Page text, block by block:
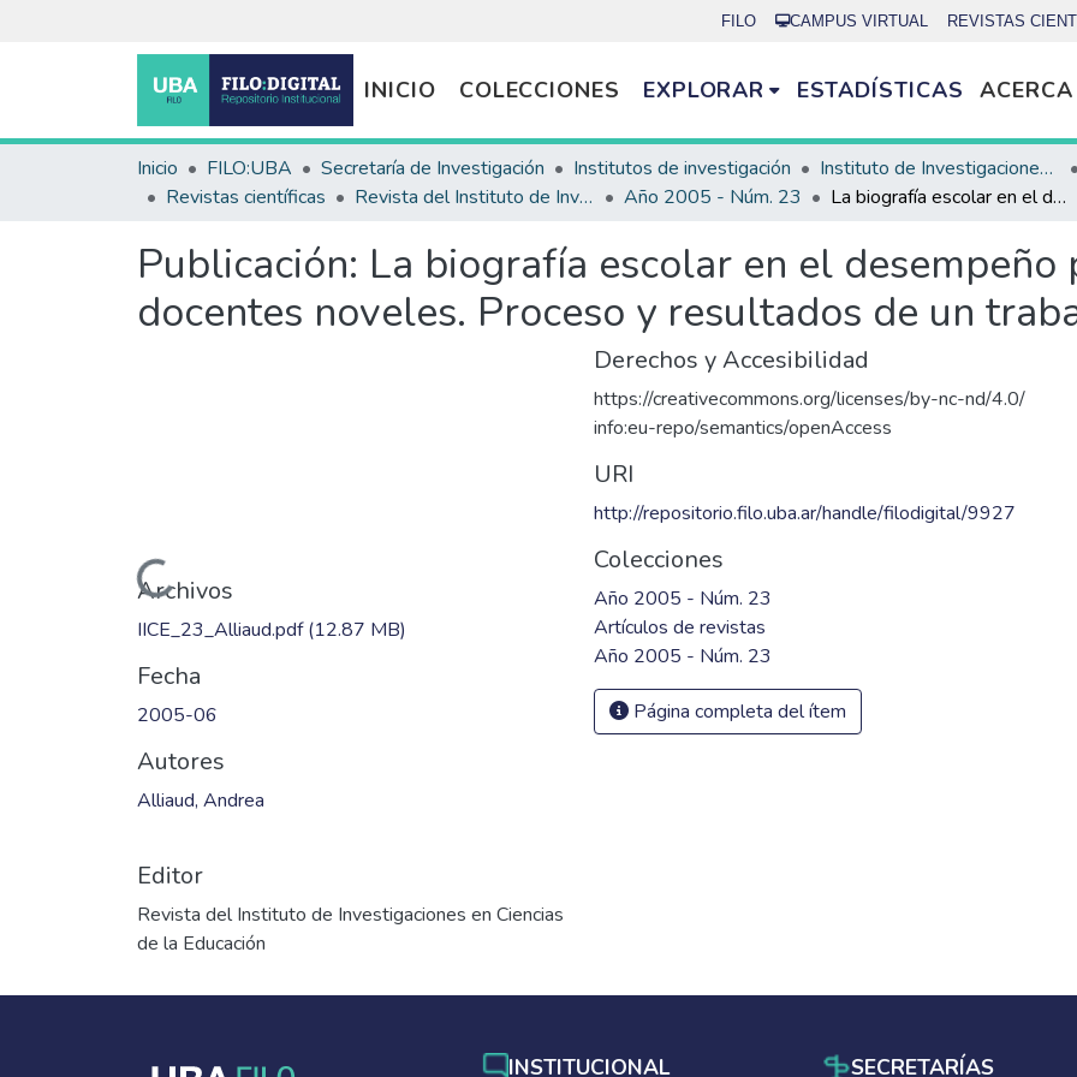
FILO CAMPUS VIRTUAL REVISTAS
INICIO COLECCIONES EXPLORAR ESTADÍSTICAS
Inicio FILO:UBA Secretaría de Investigación Institutos de investigación Instituto de Investigaciones Bibliotecológicas (INIBI)
Revistas científicas
Revista del Instituto de Investigaciones en Ciencias de la Educación Año 2005 - Núm. 23 La biografía escolar en el desempeño profesional de docentes noveles. Proceso y resultados de un trabajo de investigación.
Publicación: La biografía escolar en el desempeño
docentes noveles. Proceso y resultados de un
Cargando...
Archivos
IICE_23_Alliaud.pdf(12.87 MB)
Fecha
2005-06
Autores
Alliaud, Andrea
Editor
Revista del Instituto de Investigaciones en Ciencias
de la Educación
Derechos y Accesibilidad
https://creativecommons.org/licenses/by-nc-nd/4.0/
info:eu-repo/semantics/openAccess
URI
http://repositorio.filo.uba.ar/handle/filodigital/9927
Colecciones
Año 2005 - Núm. 23
Artículos de revistas
Año 2005 - Núm. 23
Página completa del ítem
INSTITUCIONAL SECRETARÍAS